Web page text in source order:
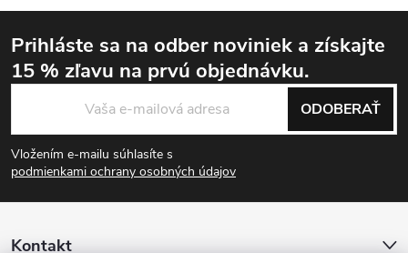
Zápätie
Prihláste sa na odber noviniek a získajte
15 % zľavu na prvú objednávku.
Vložením e-mailu súhlasíte s
podmienkami ochrany osobných údajov
ODOBERAŤ
Kontakt